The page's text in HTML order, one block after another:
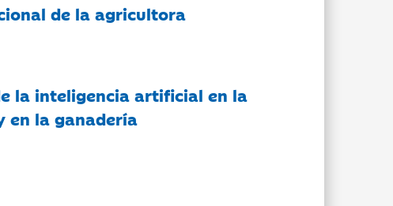
de la agricultora
la inteligencia artificial en la
en la ganadería